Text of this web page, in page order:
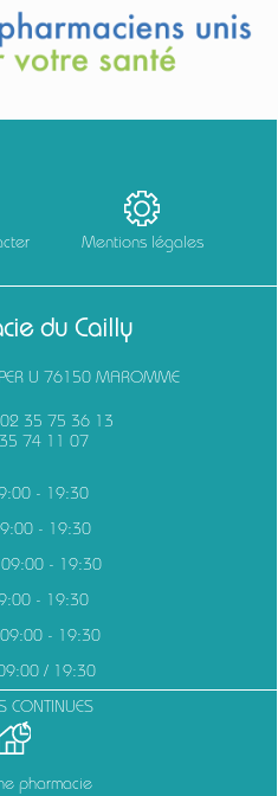
Mentions légales
du Cailly
U 76150 MAROMME
02 35 75 36 13
74 11 07
- 19:30
- 19:30
- 19:30
- 19:30
- 19:30
/ 19:30
CONTINUES
pharmacie